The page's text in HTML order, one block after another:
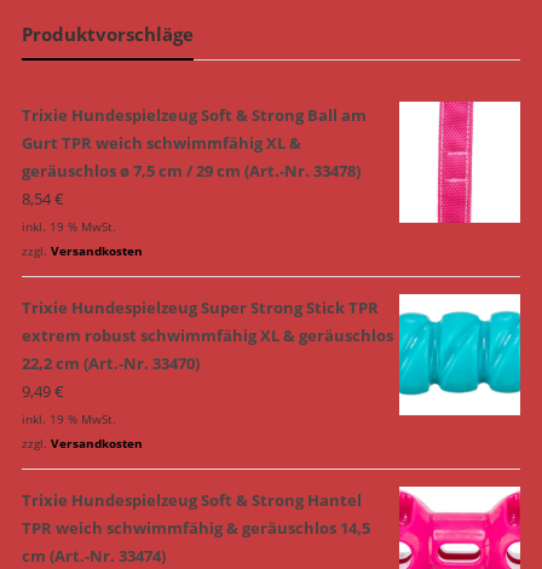
Produktvorschläge
Trixie Hundespielzeug Soft & Strong Ball am
Gurt TPR weich schwimmfähig XL &
geräuschlos ø 7,5 cm / 29 cm (Art.-Nr. 33478)
8,54€
inkl. 19 % MwSt.
zzgl. Versandkosten
Trixie Hundespielzeug Super Strong Stick TPR
extrem robust schwimmfähig XL & geräuschlos
22,2 cm (Art.-Nr. 33470)
9,49€
inkl. 19 % MwSt.
zzgl. Versandkosten
Trixie Hundespielzeug Soft & Strong Hantel
TPR weich schwimmfähig & geräuschlos 14,5
cm (Art.-Nr. 33474)